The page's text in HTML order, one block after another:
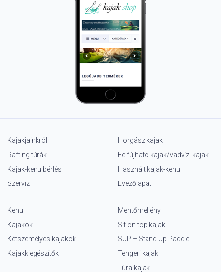
Kajakjainkról
Rafting túrák
Kajak-kenu bérlés
Szervíz
Horgász kajak
Felfújható kajak/vadvízi kajak
Használt kajak-kenu
Evezőlapát
Kenu
Kajakok
Kétszemélyes kajakok
Kajakkiegészítők
Mentőmellény
Sit on top kajak
SUP – Stand Up Paddle
Tengeri kajak
Túra kajak